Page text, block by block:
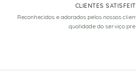
CLIENTES
Reconhecidos e adorados pelos nossos
qualidade do serviço